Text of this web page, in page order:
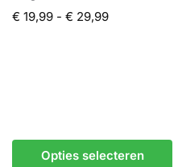
€ 19,99 - € 29,99
Opties selecteren